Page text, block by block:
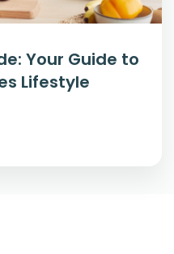
Your Guide to
Lifestyle